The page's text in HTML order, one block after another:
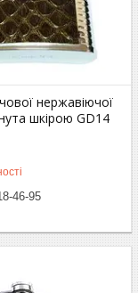
нержавіючої
шкірою GD14
46-95